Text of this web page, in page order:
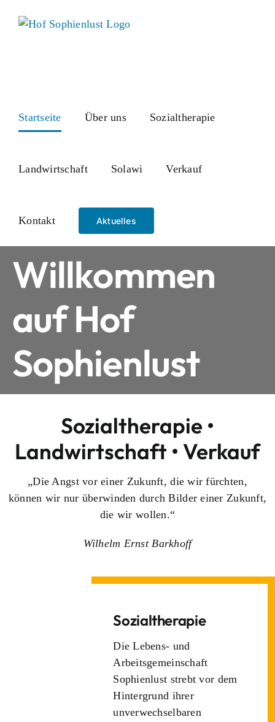
Startseite Über uns Sozialtherapie
Landwirtschaft Solawi Verkauf
Kontakt Aktuelles
Willkommen
auf Hof
Sophienlust
Sozialtherapie •
Landwirtschaft • Verkauf
„Die Angst vor einer Zukunft, die wir fürchten,
können wir nur überwinden durch Bilder einer Zukunft,
die wir wollen.“
Wilhelm Ernst Barkhoff
Sozialtherapie
Die Lebens- und
Arbeitsgemeinschaft
Sophienlust strebt vor dem
Hintergrund ihrer
unverwechselbaren